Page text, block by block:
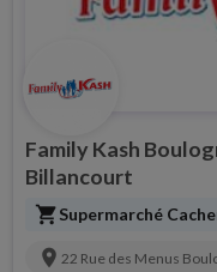
Family Kash
Billancourt
shopping_cartSupermarché
location_on 22 Rue des Menus